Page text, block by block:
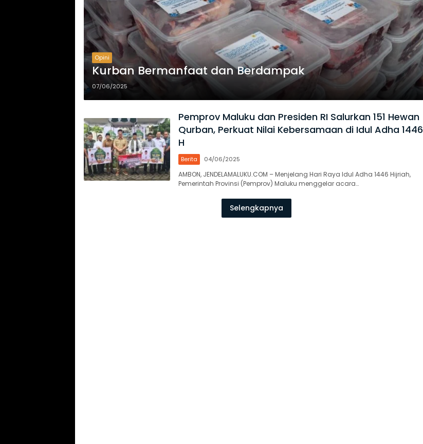
Opini
Kurban Bermanfaat dan Berdampak
07/06/2025
Pemprov Maluku dan Presiden RI Salurkan 151 Hewan
Qurban, Perkuat Nilai Kebersamaan di Idul Adha 1446
H
Berita 04/06/2025
AMBON, JENDELAMALUKU.COM – Menjelang Hari Raya Idul Adha 1446 Hijriah,
Pemerintah Provinsi (Pemprov) Maluku menggelar acara…
Selengkapnya